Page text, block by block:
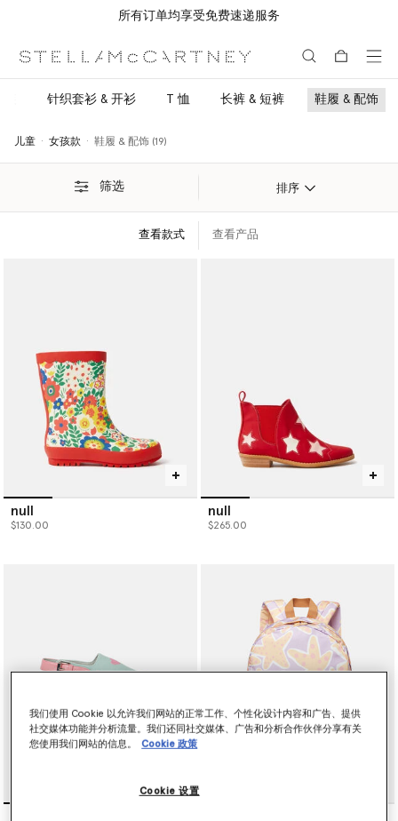
所有订单均享受免费速递服务
针织套衫 & 开衫 T 恤 长裤 & 短裤 鞋履 & 配饰
儿童 女孩款 鞋履 & 配饰 (19)
筛选 排序
查看款式 查看产品
null
$130.00
null
$265.00
我们使用 Cookie 以允许我们网站的正常工作、个性化设计内容和广告、提供
社交媒体功能并分析流量。我们还同社交媒体、广告和分析合作伙伴分享有关
您使用我们网站的信息。
Cookie 政策
Cookie 设置